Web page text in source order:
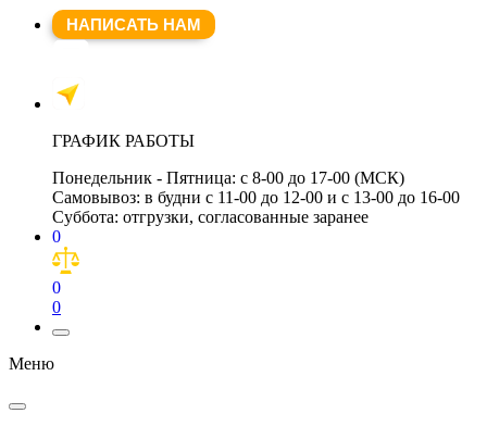
НАПИСАТЬ НАМ
ГРАФИК РАБОТЫ
Понедельник - Пятница: с 8-00 до 17-00 (МСК)
Самовывоз: в будни с 11-00 до 12-00 и с 13-00 до 16-00
Суббота: отгрузки, согласованные заранее
0
0
0
Меню